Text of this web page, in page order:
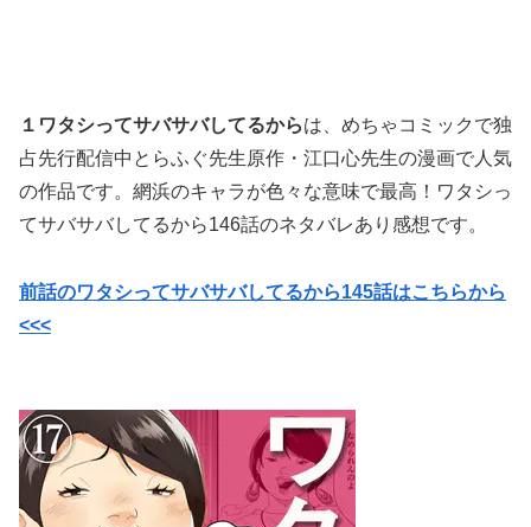
１ワタシってサバサバしてるからは、めちゃコミックで独
占先行配信中 とらふぐ先生原作・ 江口心先生の漫画で 人気
の作品です。網浜のキャラが色々な意味で最高！ワタシっ
てサバサバしてるから146話のネタバレあり感想です。
前話のワタシってサバサバしてるから145話はこちらから
<<<